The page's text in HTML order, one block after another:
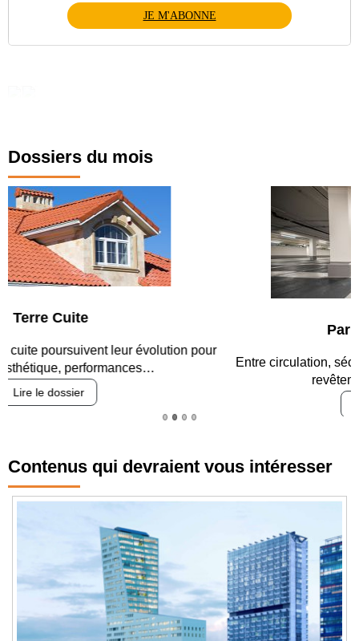
JE M'ABONNE
Dossiers du mois
Entre circulation, sécurisation des accès, durabilité des
Contenus qui devraient vous intéresser